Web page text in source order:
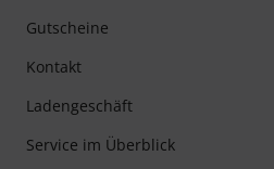
Gutscheine
Kontakt
Ladengeschäft
Service im Überblick